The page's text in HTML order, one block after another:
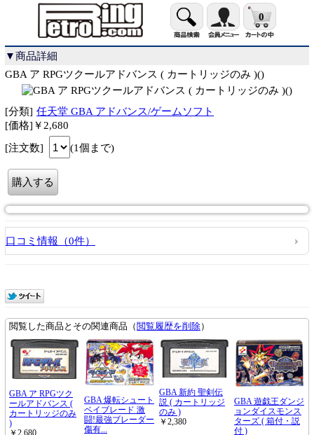
0
▼商品詳細
GBA ア RPGツクールアドバンス ( カートリッジのみ )()
[分類] 任天堂 GBA アドバンス/ゲームソフト
[価格]￥2,680
[注文数]
(1個まで)
口コミ情報（0件）